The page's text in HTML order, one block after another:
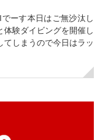
ーす本日はご無沙汰し
体験ダイビングを開催し
てしまうので今日はラッ